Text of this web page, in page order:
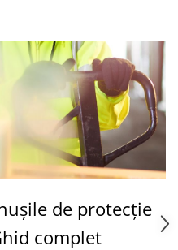
de protecție
complet